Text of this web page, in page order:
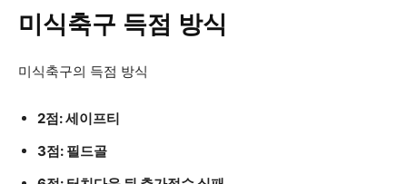
미식축구 득점 방식
미식축구의 득점 방식
2점: 세이프티
3점: 필드골